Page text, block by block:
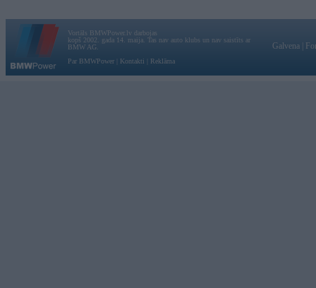
Vortāls BMWPower.lv darbojas
kopš 2002. gada 14. maija. Tas nav auto klubs un nav saistīts ar
BMW AG.
Par BMWPower
Kontakti Reklāma
Galvena